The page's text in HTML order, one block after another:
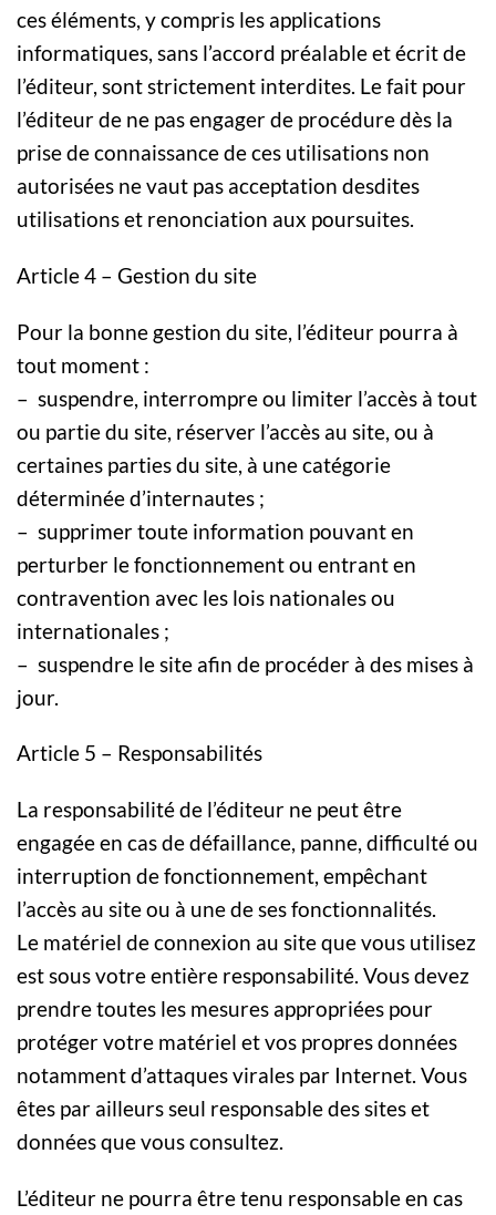
ces éléments, y compris les applications
informatiques, sans l’accord préalable et écrit de
l’éditeur, sont strictement interdites. Le fait pour
l’éditeur de ne pas engager de procédure dès la
prise de connaissance de ces utilisations non
autorisées ne vaut pas acceptation desdites
utilisations et renonciation aux poursuites.
Article 4 – Gestion du site
Pour la bonne gestion du site, l’éditeur pourra à
tout moment :
– suspendre, interrompre ou limiter l’accès à tout
ou partie du site, réserver l’accès au site, ou à
certaines parties du site, à une catégorie
déterminée d’internautes ;
– supprimer toute information pouvant en
perturber le fonctionnement ou entrant en
contravention avec les lois nationales ou
internationales ;
– suspendre le site afin de procéder à des mises à
jour.
Article 5 – Responsabilités
La responsabilité de l’éditeur ne peut être
engagée en cas de défaillance, panne, difficulté ou
interruption de fonctionnement, empêchant
l’accès au site ou à une de ses fonctionnalités.
Le matériel de connexion au site que vous utilisez
est sous votre entière responsabilité. Vous devez
prendre toutes les mesures appropriées pour
protéger votre matériel et vos propres données
notamment d’attaques virales par Internet. Vous
êtes par ailleurs seul responsable des sites et
données que vous consultez.
L’éditeur ne pourra être tenu responsable en cas